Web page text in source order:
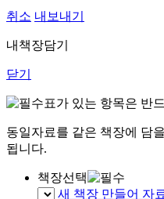
취소 내보내기
내책장담기
닫기
표가 있는 항목은 반
동일자료를 같은 책장에 담
됩니다.
책장선택
새 책장 만들어 자